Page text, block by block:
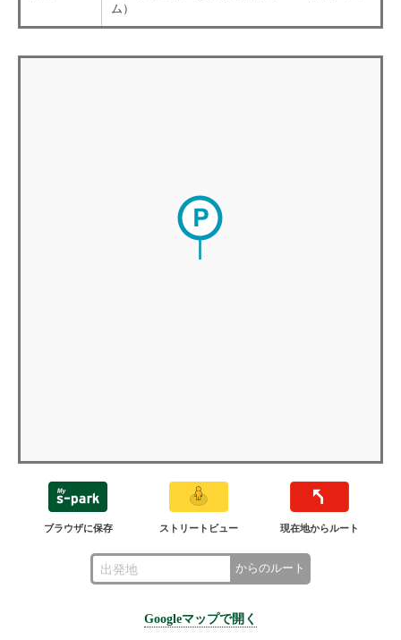
ム）
ブラウザに保存 ストリートビュー 現在地からルート
からのルート
Googleマップで開く